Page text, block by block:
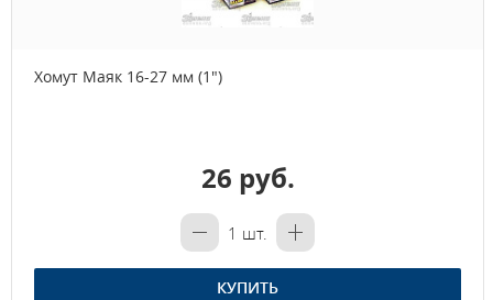
Хомут Маяк 16-27 мм (1")
26 руб.
1 шт.
КУПИТЬ